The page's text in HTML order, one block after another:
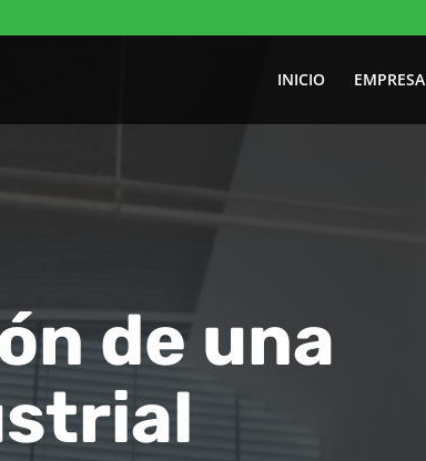
INICIO EMPRESA
de una